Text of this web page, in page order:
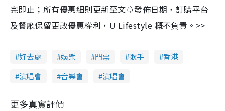
完即止；所有優惠細則更新至文章發佈日期，訂購平台
及餐廳保留更改優惠權利，U Lifestyle 概不負責。>>
好去處 娛樂 門票 歌手
香港
演唱會
音樂會 演唱會
更多真實評價